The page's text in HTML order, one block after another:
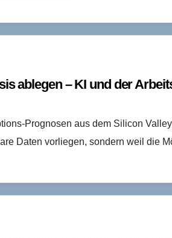
ablegen – KI und der
Prognosen aus dem Silicon
Daten vorliegen, sondern weil die